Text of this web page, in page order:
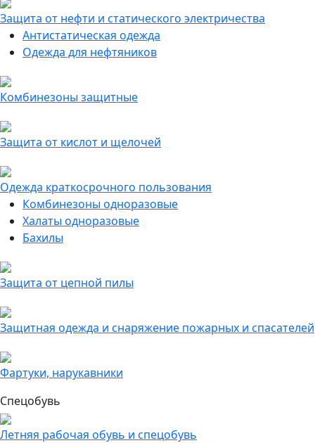
Защита от нефти и статического электричества
Антистатическая одежда
Одежда для нефтяников
Комбинезоны защитные
Защита от кислот и щелочей
Одежда краткосрочного пользования
Комбинезоны одноразовые
Халаты одноразовые
Бахилы
Защита от цепной пилы
Защитная одежда и снаряжение пожарных и спасателей
Фартуки, нарукавники
Спецобувь
Летняя рабочая обувь и спецобувь